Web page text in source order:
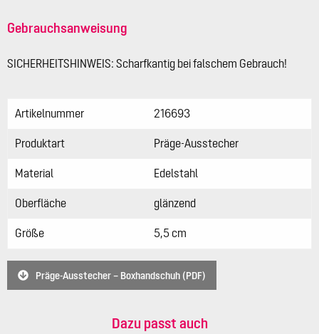
Gebrauchsanweisung
SICHERHEITSHINWEIS: Scharfkantig bei falschem Gebrauch!
Artikelnummer 216693
Produktart Präge-Ausstecher
Material Edelstahl
Oberfläche glänzend
Größe 5,5 cm
Präge-Ausstecher – Boxhandschuh (PDF)
Dazu passt auch